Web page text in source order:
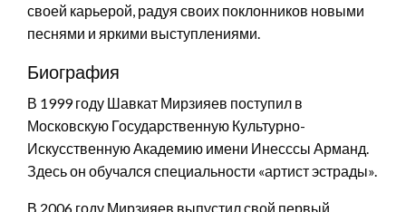
своей карьерой, радуя своих поклонников новыми
песнями и яркими выступлениями.
Биография
В 1999 году Шавкат Мирзияев поступил в
Московскую Государственную Культурно-
Искусственную Академию имени Инесссы Арманд.
Здесь он обучался специальности «артист эстрады».
В 2006 году Мирзияев выпустил свой первый